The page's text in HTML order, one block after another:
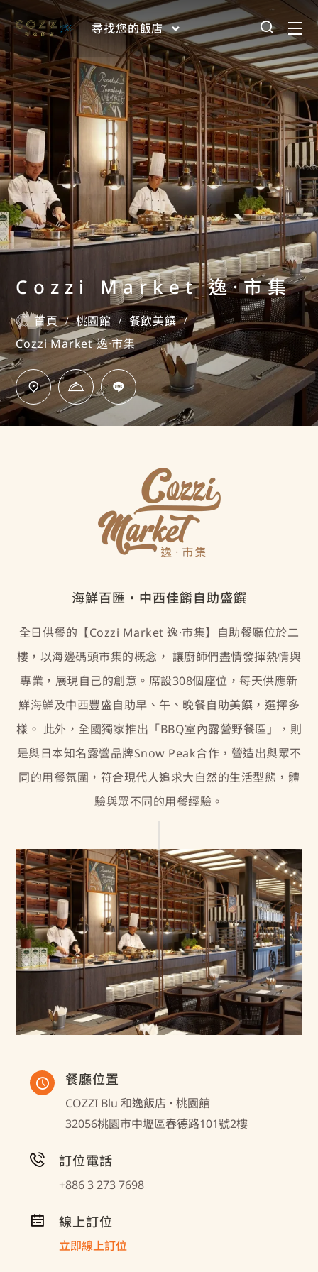
尋找您的飯店
Cozzi Market 逸·市集
首頁 / 桃園館 / 餐飲美饌 /
Cozzi Market 逸·市集
海鮮百匯‧中西佳餚自助盛饌
全日供餐的【Cozzi Market 逸·市集】自助餐廳位於二
樓，以海邊碼頭市集的概念， 讓廚師們盡情發揮熱情與
專業，展現自己的創意。席設308個座位，每天供應新
鮮海鮮及中西豐盛自助早、午、晚餐自助美饌，選擇多
樣。 此外，全國獨家推出「BBQ室內露營野餐區」，則
是與日本知名露營品牌Snow Peak合作，營造出與眾不
同的用餐氛圍，符合現代人追求大自然的生活型態，體
驗與眾不同的用餐經驗。
餐廳位置
COZZI Blu 和逸飯店 • 桃園館
32056桃園市中壢區春德路101號2樓
訂位電話
+886 3 273 7698
線上訂位
立即線上訂位